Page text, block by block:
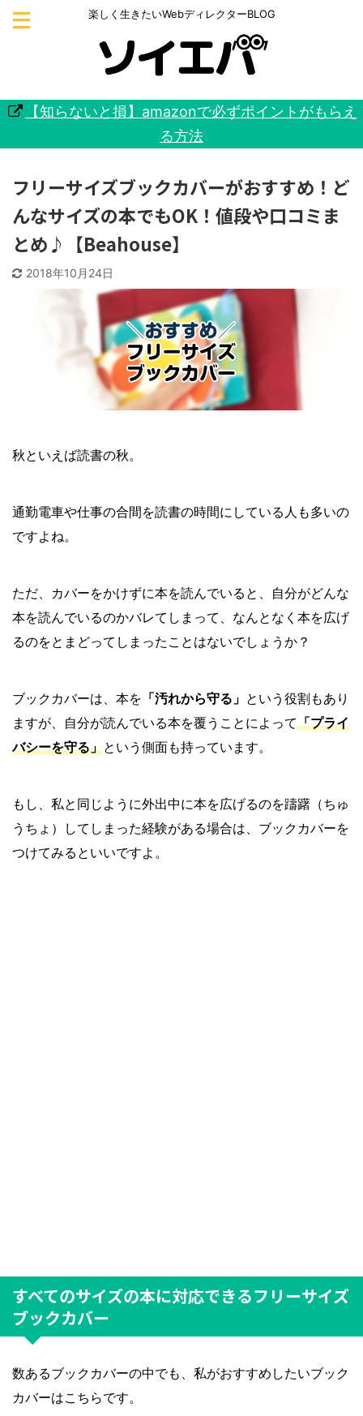
楽しく生きたいWebディレクターBLOG
【知らないと損】amazonで必ずポイントがもらえ
る方法
フリーサイズブックカバーがおすすめ！ど
んなサイズの本でもOK！値段や口コミま
とめ♪【Beahouse】
2018年10月24日
秋といえば読書の秋。
通勤電車や仕事の合間を読書の時間にしている人も多いの
ですよね。
ただ、カバーをかけずに本を読んでいると、自分がどんな
本を読んでいるのかバレてしまって、なんとなく本を広げ
るのをとまどってしまったことはないでしょうか？
ブックカバーは、本を 「汚れから守る」 という役割もあり
ますが、自分が読んでいる本を覆うことによって「プライ
バシーを守る」という側面も持っています。
もし、私と同じように外出中に本を広げるのを躊躇（ちゅ
うちょ）してしまった経験がある場合は、ブックカバーを
つけてみるといいですよ。
すべてのサイズの本に対応できるフリーサイズ
ブックカバー
数あるブックカバーの中でも、私がおすすめしたいブック
カバーはこちらです。